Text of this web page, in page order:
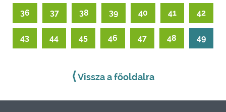
36 37 38 39 40 41 42
43 44 45 46 47 48 49
⟨Vissza a főoldalra